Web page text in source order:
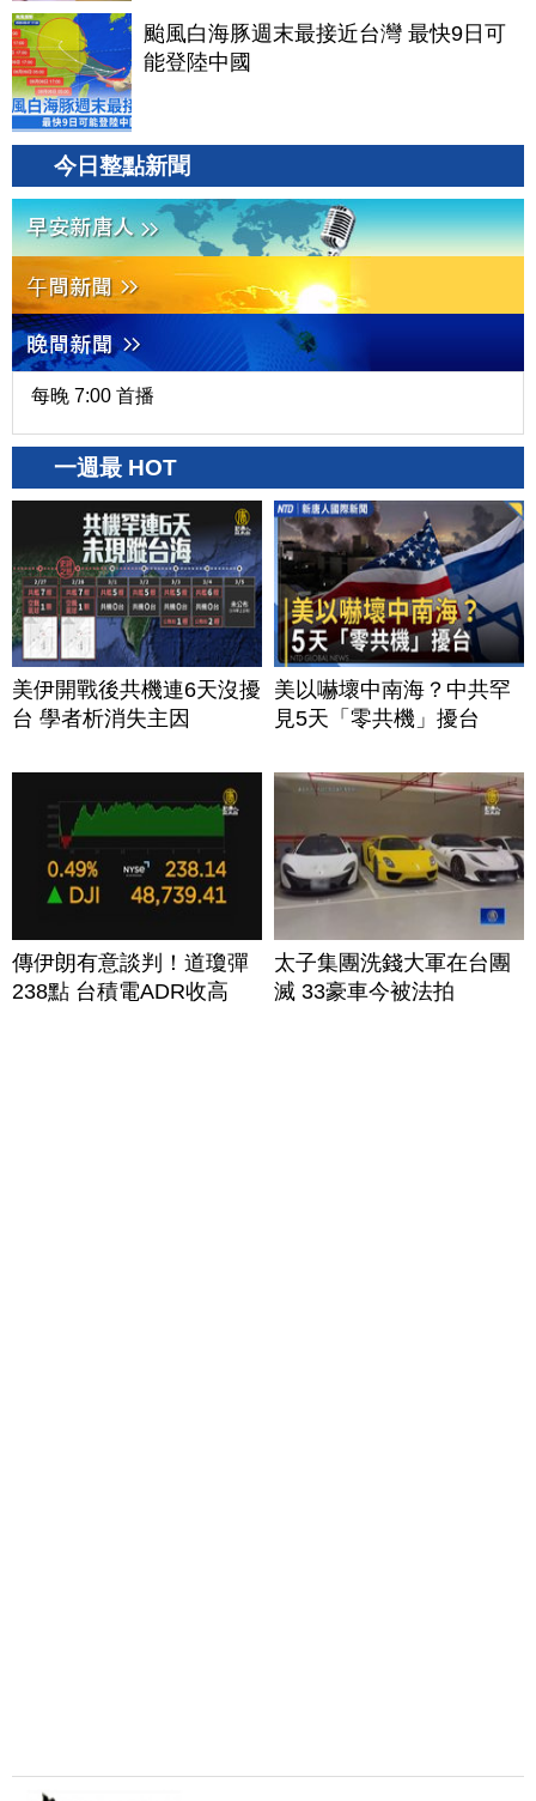
颱風白海豚週末最接近台灣 最快9日可
能登陸中國
今日整點新聞
每晚 7:00 首播
一週最 HOT
美伊開戰後共機連6天沒擾
台 學者析消失主因
美以嚇壞中南海？中共罕
見5天「零共機」擾台
傳伊朗有意談判！道瓊彈
238點 台積電ADR收高
太子集團洗錢大軍在台團
滅 33豪車今被法拍